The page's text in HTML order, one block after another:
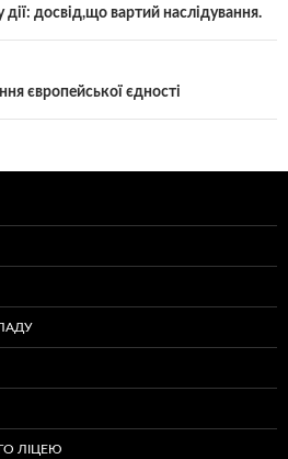
дії: досвід,що вартий наслідування.
європейської єдності
ЛІЦЕЮ